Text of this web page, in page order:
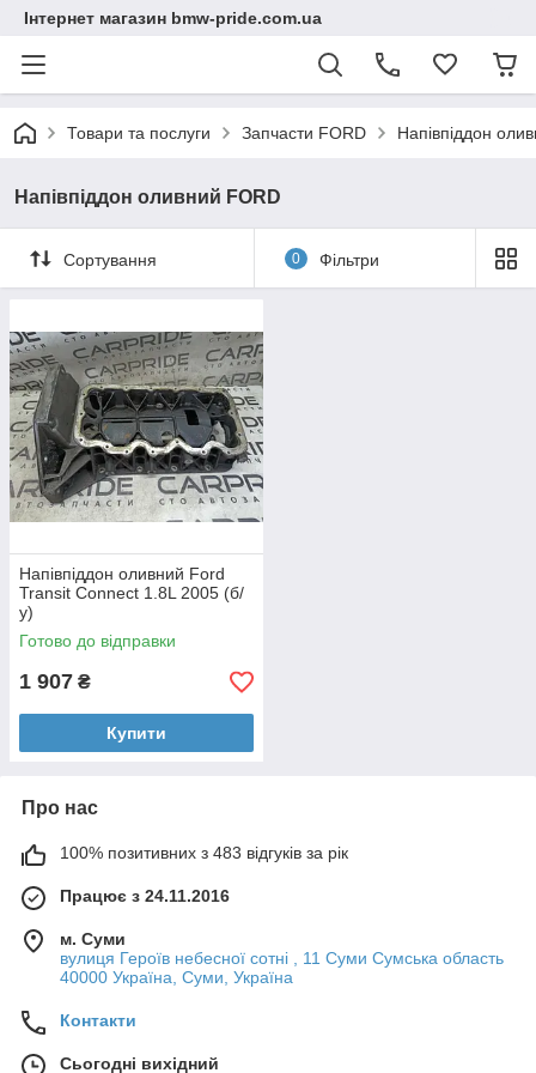
Інтернет магазин bmw-pride.com.ua
Товари та послуги Запчасти FORD Напівпіддон
Напівпіддон оливний FORD
Сортування 0 Фільтри
Напівпіддон оливний Ford
Transit Connect 1.8L 2005 (б/
у)
Готово до відправки
1 907 ₴
Купити
Про нас
100% позитивних з 483 відгуків за рік
Працює з 24.11.2016
м. Суми
вулиця Героїв небесної сотні , 11 Суми Сумська область
40000 Україна, Суми, Україна
Контакти
Сьогодні вихідний